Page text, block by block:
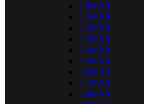
1,0mAh
1,1mAh
1,2mAh
1,3mAh
1,4mAh
1,5mAh
1,6mAh
1,7mAh
1,8mAh